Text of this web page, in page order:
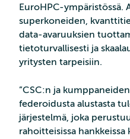
EuroHPC-ympäristössä.
superkoneiden,
data-avaruuksien
tietoturvallisesti ja
yritysten tarpeisiin.
”CSC:n ja
federoidusta alustasta
järjestelmä, joka
rahoitteisissa